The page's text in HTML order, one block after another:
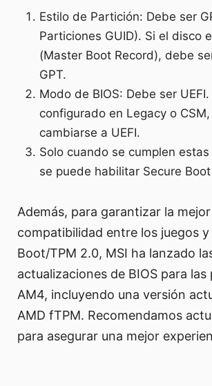
Estilo de Partición: Debe ser
Particiones GUID). Si el disco
(Master Boot Record), debe
GPT.
Modo de BIOS: Debe ser
configurado en Legacy o
cambiarse a UEFI.
Solo cuando se cumplen
se puede habilitar Secure
Además, para garantizar la mejor
compatibilidad entre los juegos y
Boot/TPM 2.0, MSI ha lanzado
actualizaciones de BIOS para las
AM4, incluyendo una versión
AMD fTPM. Recomendamos
para asegurar una mejor